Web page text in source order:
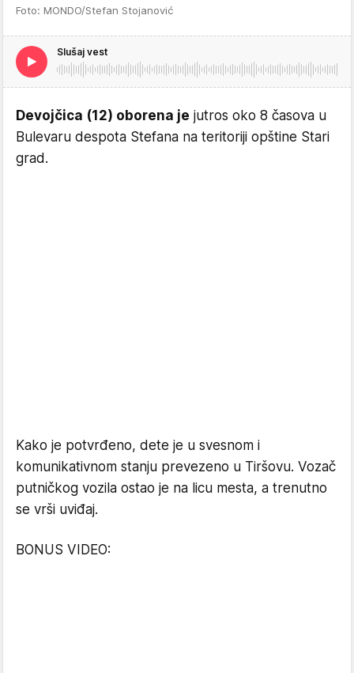
Foto: MONDO/Stefan Stojanović
Slušaj vest
Devojčica (12) oborena je jutros oko 8 časova u
Bulevaru despota Stefana na teritoriji opštine Stari
grad.
Kako je potvrđeno, dete je u svesnom i
komunikativnom stanju prevezeno u Tiršovu. Vozač
putničkog vozila ostao je na licu mesta, a trenutno
se vrši uviđaj.
BONUS VIDEO: